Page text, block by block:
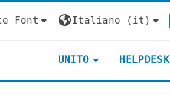
Font
Italiano ‎(it)‎
UNITO HELPDESK